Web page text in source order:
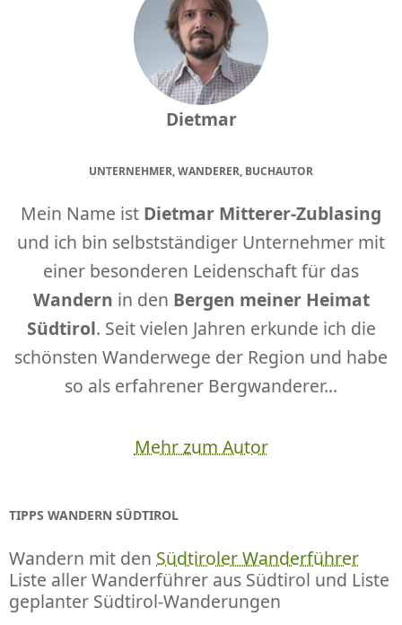
Dietmar
UNTERNEHMER, WANDERER, BUCHAUTOR
Mein Name ist Dietmar Mitterer-Zublasing
und ich bin selbstständiger Unternehmer mit
einer besonderen Leidenschaft für das
Wandern in den Bergen meiner Heimat
Südtirol. Seit vielen Jahren erkunde ich die
schönsten Wanderwege der Region und habe
so als erfahrener Bergwanderer...
Mehr zum Autor
TIPPS WANDERN SÜDTIROL
Wandern mit den Südtiroler Wanderführer
Liste aller Wanderführer aus Südtirol und Liste
geplanter Südtirol-Wanderungen